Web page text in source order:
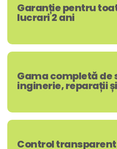
Garanție pentru
lucrari 2 ani
Gama completă de
inginerie, reparații
Control